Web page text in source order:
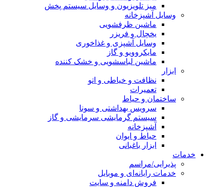
میز تلویزیون و وسایل سیستم پخش
وسایل آشپزخانه
ماشین ظرفشویی
یخچال و فریزر
وسایل آشپزی و غذاخوری
مایکروویو و گاز
ماشین لباسشویی و خشک کننده
ابزار
نظافت و خیاطی و اتو
تعمیرات
ساختمان و حیاط
سرویس بهداشتی و سونا
سیستم گرمایشی سرمایشی و گاز
آشپزخانه
حیاط و ایوان
ابزار باغبانی
خدمات
پذیرایی/مراسم
خدمات رایانه‌ای و موبایل
فروش دامنه و سایت